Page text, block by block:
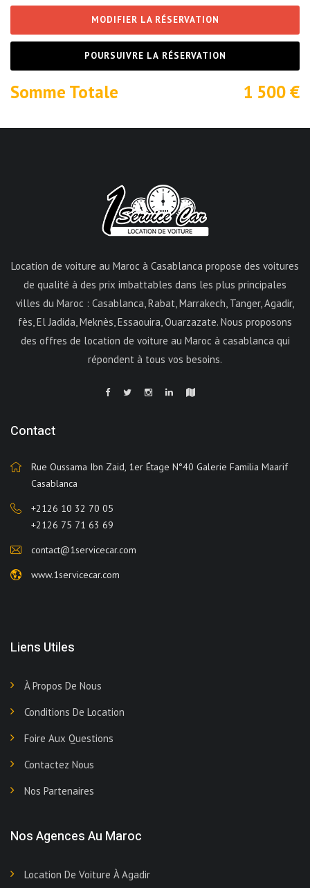
MODIFIER LA RÉSERVATION
POURSUIVRE LA RÉSERVATION
Somme Totale 1 500€
Location de voiture au Maroc à Casablanca propose des voitures
de qualité à des prix imbattables dans les plus principales
villes du Maroc : Casablanca, Rabat, Marrakech, Tanger, Agadir,
fès, El Jadida, Meknès, Essaouira, Ouarzazate. Nous proposons
des offres de location de voiture au Maroc à casablanca qui
répondent à tous vos besoins.
Contact
Rue Oussama Ibn Zaid, 1er Étage N°40 Galerie Familia Maarif
Casablanca
+2126 10 32 70 05
+2126 75 71 63 69
contact@1servicecar.com
www.1servicecar.com
Liens Utiles
À Propos De Nous
Conditions De Location
Foire Aux Questions
Contactez Nous
Nos Partenaires
Nos Agences Au Maroc
Location De Voiture À Agadir